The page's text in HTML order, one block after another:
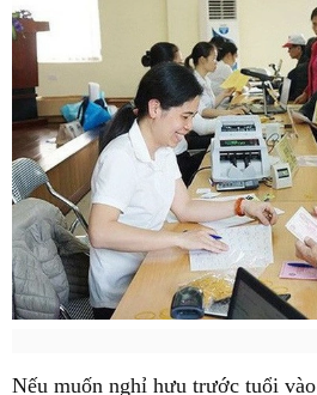
Nếu muốn nghỉ hưu trước tuổi